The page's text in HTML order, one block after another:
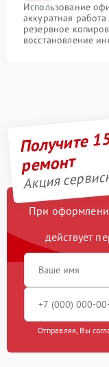
Использование
аккуратная
резервное
восстановление
Получите
ремонт
Акция
При
действует
Отправляя, Вы